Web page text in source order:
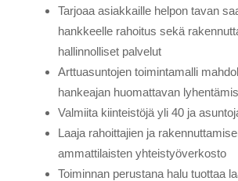
Tarjoaa asiakkaille helpon tavan
hankkeelle rahoitus sekä
hallinnolliset palvelut
Arttuasuntojen toimintamalli
hankeajan huomattavan
Valmiita kiinteistöjä yli 40 ja
Laaja rahoittajien ja
ammattilaisten yhteistyöverkosto
Toiminnan perustana halu tuottaa